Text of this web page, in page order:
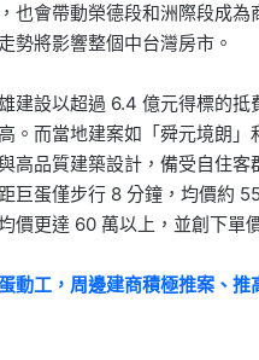
也會帶動榮德段和洲際段成為
勢將影響整個中台灣房市。
建設以超過 6.4 億元得標的抵
。而當地建案如「舜元境朗」
高品質建築設計，備受自住客
巨蛋僅步行 8 分鐘，均價約
價更達 60 萬以上，並創下單
動工，周邊建商積極推案、推